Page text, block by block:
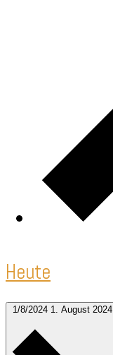
Heute
1/8/2024 1. August 2024